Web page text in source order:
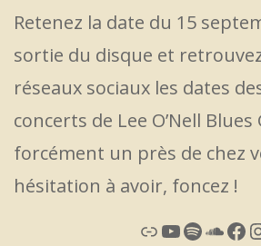
Retenez la date du 15
sortie du disque et
réseaux sociaux les dates
concerts de Lee O’Nell Blues
forcément un près de chez
hésitation à avoir, foncez !
LienYouTube
Spotify